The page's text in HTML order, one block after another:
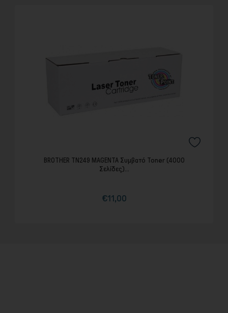
BROTHER TN249 MAGENTA Συμβατό Toner (4000
Σελίδες)...
Τιμή
€11,00